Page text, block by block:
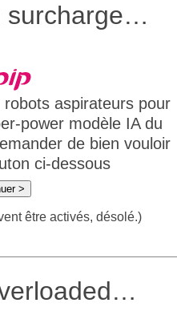
surcharge…
aspirateurs pour
power modèle IA du
de bien vouloir
ci-dessous
>
être activés, désolé.)